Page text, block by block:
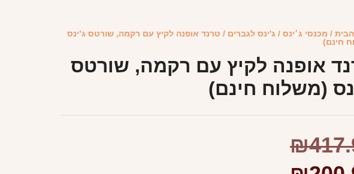
/ מכנסי ג׳ינס / ג'ינס לגברים / טרנד אופנה לקיץ עם רקמה, שורטס ג’ינס
חינם)
אופנה לקיץ עם רקמה, שורטס
(משלוח חינם)
₪